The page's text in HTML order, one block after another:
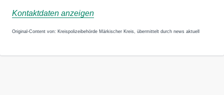
Kontaktdaten anzeigen
Original-Content von: Kreispolizeibehörde Märkischer Kreis, übermittelt durch news aktuell